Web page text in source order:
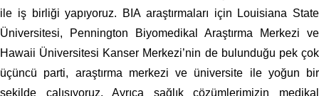
ile iş birliği yapıyoruz. BIA araştırmaları için Louisiana State
Üniversitesi, Pennington Biyomedikal Araştırma Merkezi ve
Hawaii Üniversitesi Kanser Merkezi’nin de bulunduğu pek çok
üçüncü parti, araştırma merkezi ve üniversite ile yoğun bir
şekilde çalışıyoruz. Ayrıca sağlık çözümlerimizin medikal